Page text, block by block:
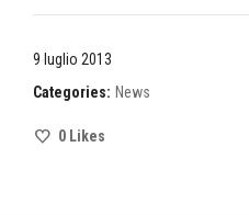
9 luglio 2013
Categories: News
0 Likes